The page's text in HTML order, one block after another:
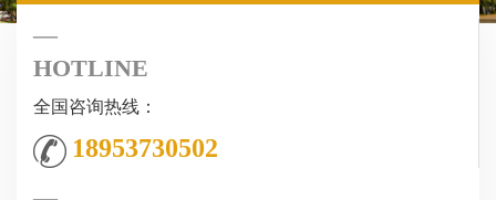
HOTLINE
全国咨询热线：
18953730502